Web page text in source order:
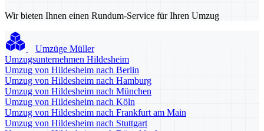
Wir bieten Ihnen einen Rundum-Service für Ihren Umzug
Umzüge Müller
Umzugsunternehmen Hildesheim
Umzug von Hildesheim nach Berlin
Umzug von Hildesheim nach Hamburg
Umzug von Hildesheim nach München
Umzug von Hildesheim nach Köln
Umzug von Hildesheim nach Frankfurt am Main
Umzug von Hildesheim nach Stuttgart